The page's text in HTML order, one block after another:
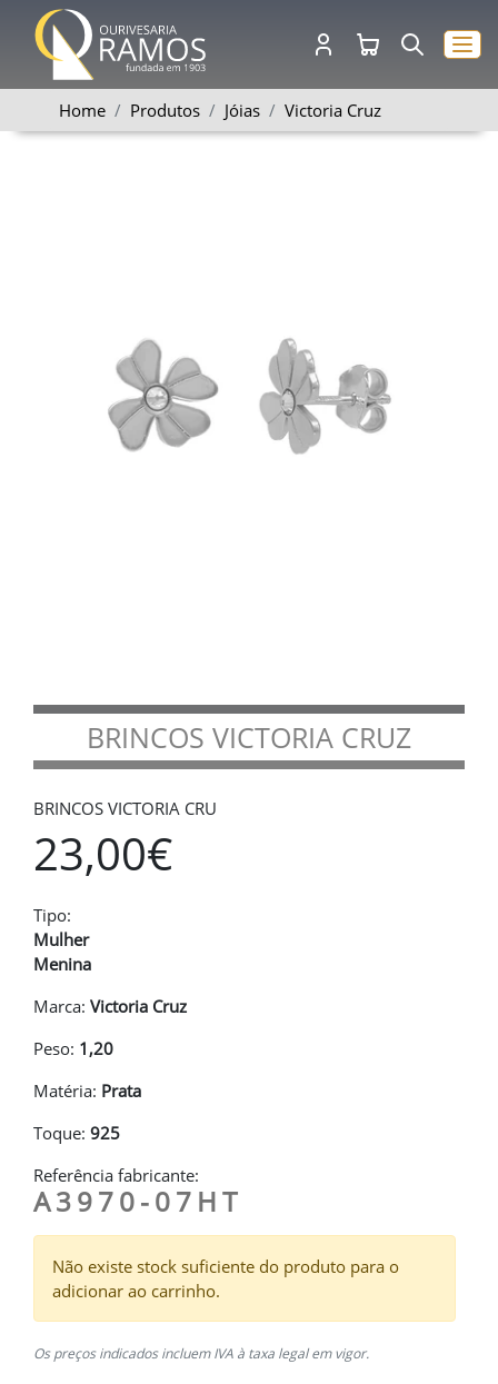
Home Produtos Jóias Victoria Cruz
BRINCOS VICTORIA CRUZ
BRINCOS VICTORIA CRU
23,00€
Tipo:
Mulher
Menina
Marca: Victoria Cruz
Peso: 1,20
Matéria: Prata
Toque: 925
Referência fabricante:
A3970-07HT
Não existe stock suficiente do produto para o
adicionar ao carrinho.
Os preços indicados incluem IVA à taxa legal em vigor.